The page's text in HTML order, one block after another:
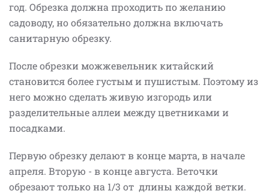
год. Обрезка должна проходить по желанию
садоводу, но обязательно должна включать
санитарную обрезку.
После обрезки можжевельник китайский
становится более густым и пушистым. Поэтому из
него можно сделать живую изгородь или
разделительные аллеи между цветниками и
посадками.
Первую обрезку делают в конце марта, в начале
апреля. Вторую - в конце августа. Веточки
обрезают только на 1/3 от длины каждой ветки.